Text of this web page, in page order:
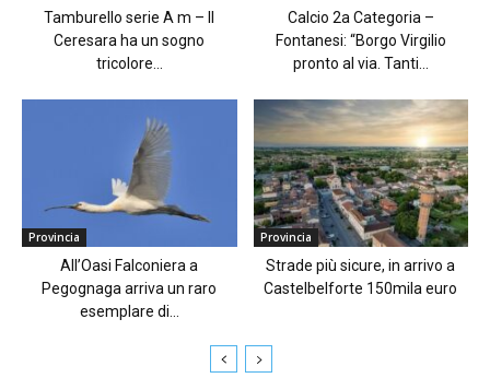
Tamburello serie A m – Il
Ceresara ha un sogno
tricolore...
Calcio 2a Categoria –
Fontanesi: “Borgo Virgilio
pronto al via. Tanti...
Provincia
All’Oasi Falconiera a
Pegognaga arriva un raro
esemplare di...
Provincia
Strade più sicure, in arrivo a
Castelbelforte 150mila euro